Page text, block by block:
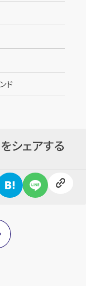
お伝えいたします
定
無休(年末年始除く)
ド
シェアする